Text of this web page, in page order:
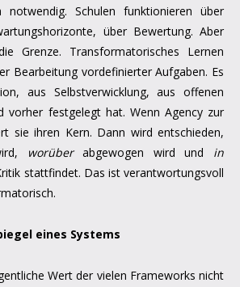
notwendig. Schulen funktionieren über
über Bewertung. Aber
Grenze. Transformatorisches Lernen
Bearbeitung vordefinierter Aufgaben. Es
aus Selbstverwicklung, aus offenen
vorher festgelegt hat. Wenn Agency zur
sie ihren Kern. Dann wird entschieden,
worüberabgewogen wird und in
stattfindet. Das ist verantwortungsvoll
eines Systems
Wert der vielen Frameworks nicht